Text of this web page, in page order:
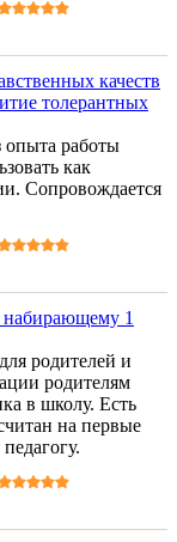
качеств
толерантных
опыта работы
как
Сопровождается
1
родителей и
родителям
в школу. Есть
на первые